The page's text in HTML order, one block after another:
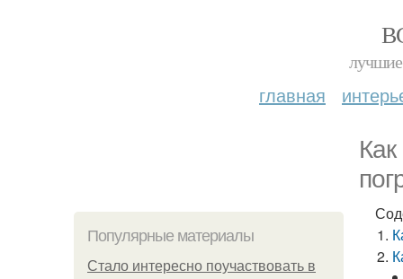
лучшие
главная
Популярные материалы
Стало интересно поучаствовать в